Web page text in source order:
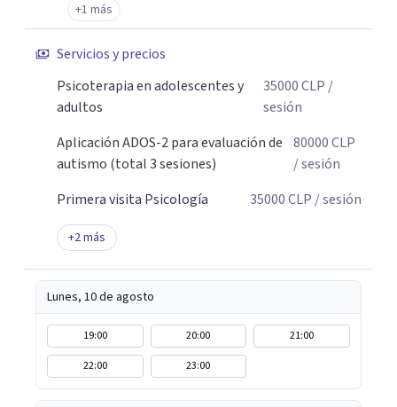
+1 más
Servicios y precios
Psicoterapia en adolescentes y
adultos
35000 CLP /
sesión
Aplicación ADOS-2 para evaluación de
autismo (total 3 sesiones)
80000CLP
/ sesión
Primera visita Psicología
35000CLP / sesión
+2más
Lunes, 10 de agosto
19:00 20:00
21:00
22:00
23:00